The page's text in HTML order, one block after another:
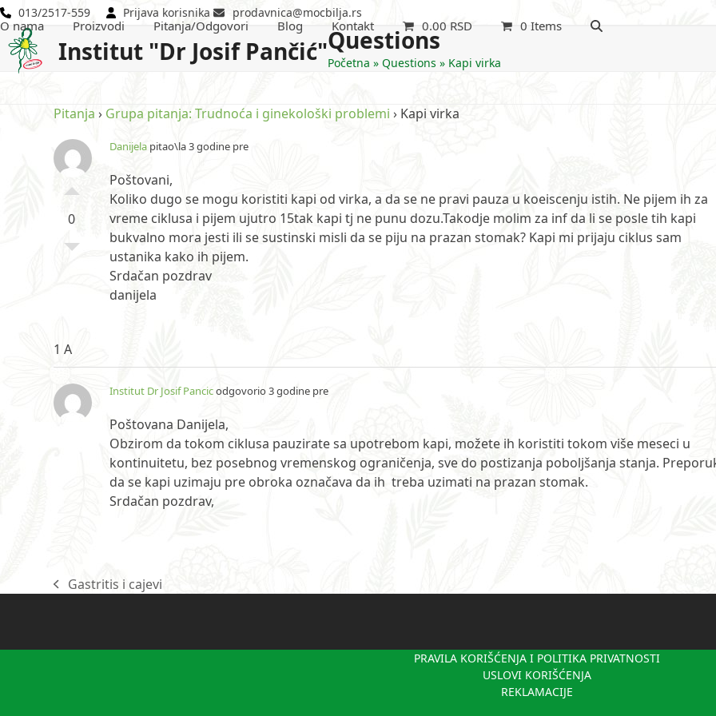
Skip
to
content
013/2517-559 Prijava korisnika prodavnica@mocbilja.rs
Institut "Dr Josif Pančić"
O nama Proizvodi Pitanja/Odgovori Blog Kontakt 0.00 RSD 0 Items
Questions
Početna » Questions » Kapi virka
Pitanja › Grupa pitanja: Trudnoća i ginekološki problemi › Kapi virka
0
Danijela pitao\la 3 godine pre
Poštovani,
Koliko dugo se mogu koristiti kapi od virka, a da se ne pravi pauza u koeiscenju istih. Ne pijem ih za
vreme ciklusa i pijem ujutro 15tak kapi tj ne punu dozu.Takodje molim za inf da li se posle tih kapi
bukvalno mora jesti ili se sustinski misli da se piju na prazan stomak? Kapi mi prijaju ciklus sam
ustanika kako ih pijem.
Srdačan pozdrav
danijela
1 A
Institut Dr Josif Pancicodgovorio 3 godine pre
Poštovana Danijela,
Obzirom da tokom ciklusa pauzirate sa upotrebom kapi, možete ih koristiti tokom više meseci u
kontinuitetu, bez posebnog vremenskog ograničenja, sve do postizanja poboljšanja stanja.
da se kapi uzimaju pre obroka označava da ih treba uzimati na prazan stomak.
Srdačan pozdrav,
previous
Gastritis i cajevi
PRAVILA KORIŠĆENJA I POLITIKA PRIVATNOSTI
USLOVI KORIŠĆENJA
REKLAMACIJE